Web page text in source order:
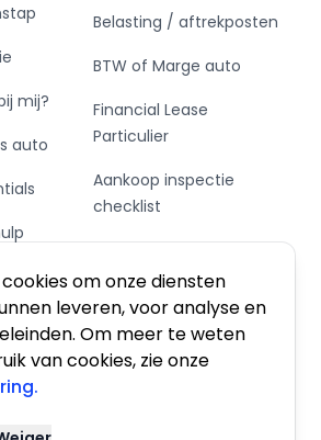
om onze diensten
leveren, voor analyse en
Om meer te weten
van cookies, zie onze
mij?
auto
Belasting / aftrekposten
BTW of Marge auto
Financial Lease
Particulier
Aankoop inspectie
checklist
Private Leasen,
Financieren of Kopen?